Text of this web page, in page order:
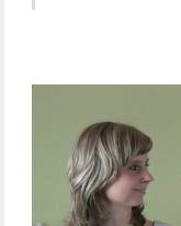
přehrávač